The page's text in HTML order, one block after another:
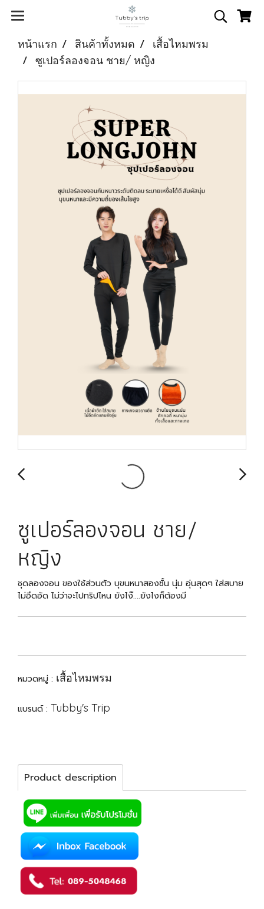
หน้าแรก สินค้าทั้งหมด
เสื้อไหมพรม
ซูเปอร์ลองจอน ชาย/ หญิง
ซูเปอร์ลองจอน ชาย/
หญิง
ชุดลองจอน ของใช้ส่วนตัว บุขนหนาสองชั้น นุ่ม อุ่นสุดๆ ใส่สบาย
ไม่อึดอัด ไม่ว่าจะไปทริปไหน ยังไง๊....ยังไงก็ต้องมี
หมวดหมู่ : เสื้อไหมพรม
แบรนด์ : Tubby's Trip
Product description